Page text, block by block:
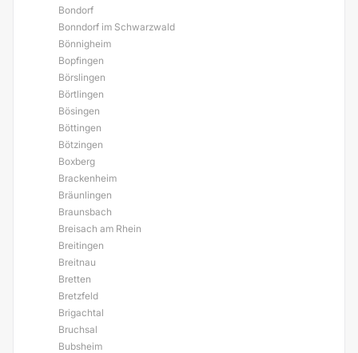
Bondorf
Bonndorf im Schwarzwald
Bönnigheim
Bopfingen
Börslingen
Börtlingen
Bösingen
Böttingen
Bötzingen
Boxberg
Brackenheim
Bräunlingen
Braunsbach
Breisach am Rhein
Breitingen
Breitnau
Bretten
Bretzfeld
Brigachtal
Bruchsal
Bubsheim